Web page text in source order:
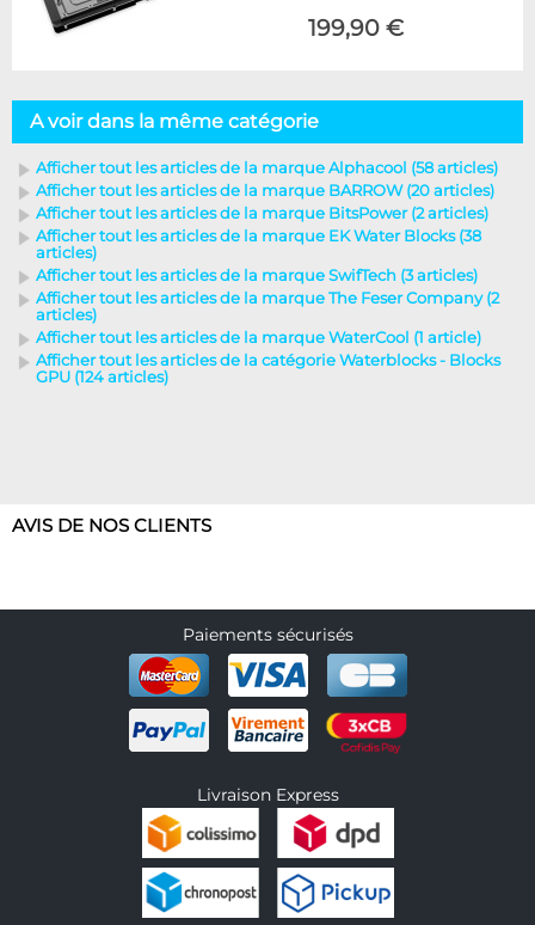
199,90 €
A voir dans la même catégorie
Afficher tout les articles de la marque Alphacool (58 articles)
Afficher tout les articles de la marque BARROW (20 articles)
Afficher tout les articles de la marque BitsPower (2 articles)
Afficher tout les articles de la marque EK Water Blocks (38
articles)
Afficher tout les articles de la marque SwifTech (3 articles)
Afficher tout les articles de la marque The Feser Company (2
articles)
Afficher tout les articles de la marque WaterCool (1 article)
Afficher tout les articles de la catégorie Waterblocks - Blocks
GPU (124 articles)
AVIS DE NOS CLIENTS
Paiements sécurisés
Livraison Express